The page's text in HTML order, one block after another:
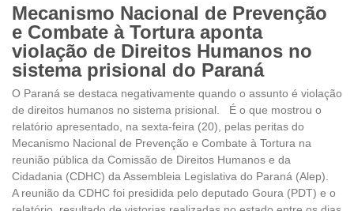
Mecanismo Nacional de Prevenção
e Combate à Tortura aponta
violação de Direitos Humanos no
sistema prisional do Paraná
O Paraná se destaca negativamente quando o assunto é violação
de direitos humanos no sistema prisional. É o que mostrou o
relatório apresentado, na sexta-feira (20), pelas peritas do
Mecanismo Nacional de Prevenção e Combate à Tortura na
reunião pública da Comissão de Direitos Humanos e da
Cidadania (CDHC) da Assembleia Legislativa do Paraná (Alep).
A reunião da CDHC foi presidida pelo deputado Goura (PDT) e o